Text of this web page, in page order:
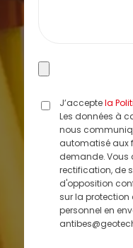
J’acceptela
Les données à
nous
automatisé aux
demande. Vous
rectification, de
d'opposition
sur la
personnel en